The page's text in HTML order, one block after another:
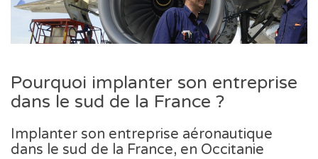
Pourquoi implanter son entreprise
dans le sud de la France ?
Implanter son entreprise aéronautique
dans le sud de la France, en Occitanie